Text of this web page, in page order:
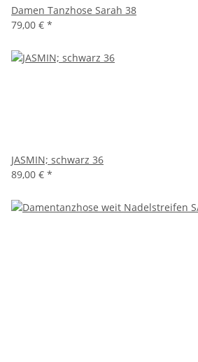
Damen Tanzhose Sarah 38
79,00 € *
JASMIN; schwarz 36
89,00 € *